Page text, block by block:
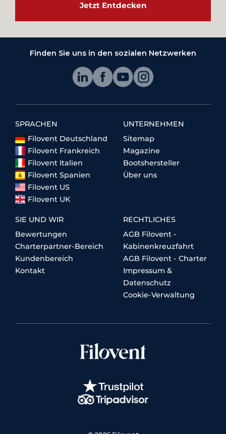
Jetzt Entdecken
Finden Sie uns in den sozialen Netzwerken
SPRACHEN
Filovent Deutschland
Filovent Frankreich
Filovent Italien
Filovent Spanien
Filovent US
Filovent UK
UNTERNEHMEN
Sitemap
Magazine
Bootshersteller
Über uns
SIE UND WIR
Bewertungen
Charterpartner-Bereich
Kundenbereich
Kontakt
RECHTLICHES
AGB Filovent -
Kabinenkreuzfahrt
AGB Filovent - Charter
Impressum &
Datenschutz
Cookie-Verwaltung